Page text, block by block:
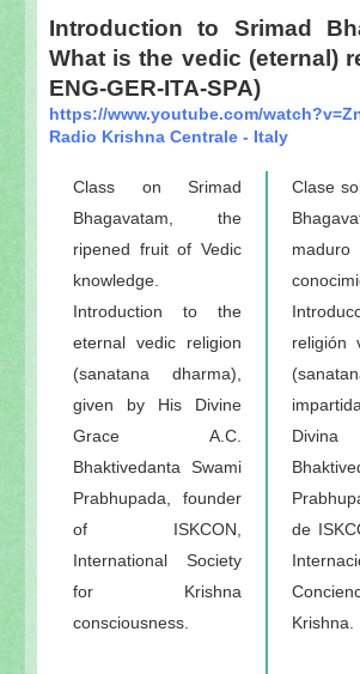
Introduction to Srimad
What is the vedic (eternal)
ENG-GER-ITA-SPA)
https://www.youtube.com/
Radio Krishna Centrale - Italy
Class on Srimad
Bhagavatam, the
ripened fruit of Vedic
knowledge.
Introduction to the
eternal vedic religion
(sanatana dharma),
given by His Divine
Grace A.C.
Bhaktivedanta Swami
Prabhupada, founder
of ISKCON,
International Society
for Krishna
consciousness.
Clase
religión
Divina
de
Krishna.